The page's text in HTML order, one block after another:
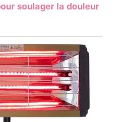
soulager la douleur